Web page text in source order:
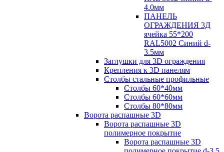
4.0мм
ПАНЕЛЬ
ОГРАЖДЕНИЯ 3Д
ячейка 55*200
RAL5002 Синий d-
3.5мм
Заглушки для 3D ограждения
Крепления к 3D панелям
Столбы стальные профильные
Столбы 60*40мм
Столбы 60*60мм
Столбы 80*80мм
Ворота распашные 3D
Ворота распашные 3D
полимерное покрытие
Ворота распашные 3D